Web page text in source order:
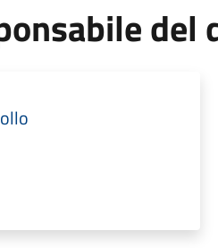
del